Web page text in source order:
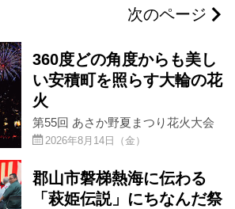
浜通りエリア
伊達市 南相馬市
田村市 飯舘村
次のページ
360度どの角度からも美し
い安積町を照らす大輪の花
火
第55回 あさか野夏まつり花火大会
2026年8月14日（金）
郡山市磐梯熱海に伝わる
「萩姫伝説」にちなんだ祭